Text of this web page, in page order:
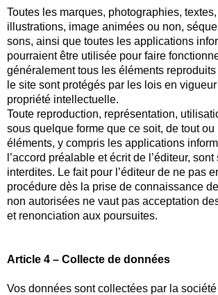
Toutes les marques, photographies,
illustrations, image animées ou non,
sons, ainsi que toutes les applications
pourraient être utilisée pour faire
généralement tous les éléments
le site sont protégés par les lois en
propriété intellectuelle.
Toute reproduction, représentation,
sous quelque forme que ce soit, de tout ou
éléments, y compris les applications
l’accord préalable et écrit de l’éditeur,
interdites. Le fait pour l’éditeur de ne pas
procédure dès la prise de connaissance
non autorisées ne vaut pas acceptation
et renonciation aux poursuites.
Article 4 – Collecte de données
Vos données sont collectées par la